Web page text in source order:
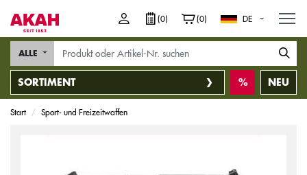
(0) (0) DE
SORTIMENT
ALLE
NEU
Start Sport- und Freizeitwaffen